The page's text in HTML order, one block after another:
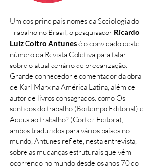
Um dos principais nomes da Sociologia do
Trabalho no Brasil, o pesquisador Ricardo
Luiz Coltro Antunes é o convidado deste
número da Revista Coletiva para falar
sobre o atual cenário de precarização.
Grande conhecedor e comentador da obra
de Karl Marx na América Latina, além de
autor de livros consagrados, como Os
sentidos do trabalho (Boitempo Editorial) e
Adeus ao trabalho? (Cortez Editora),
ambos traduzidos para vários países no
mundo, Antunes reflete, nesta entrevista,
sobre as mudanças estruturais que vêm
ocorrendo no mundo desde os anos 70 do